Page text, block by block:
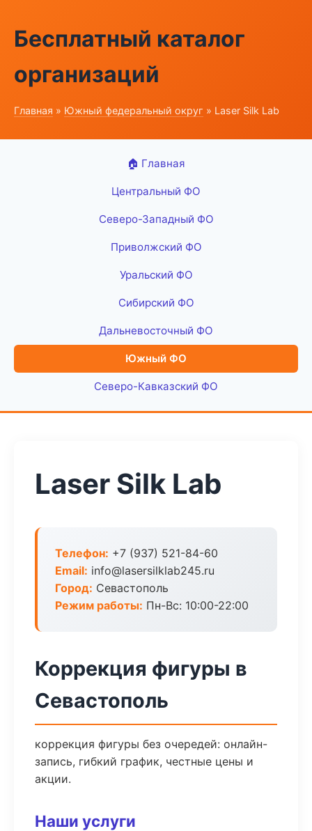
Бесплатный каталог
организаций
Главная » Южный федеральный округ » Laser Silk Lab
🏠 Главная
Центральный ФО
Северо-Западный ФО
Приволжский ФО
Уральский ФО
Сибирский ФО
Дальневосточный ФО
Южный ФО
Северо-Кавказский ФО
Laser Silk Lab
Телефон: +7 (937) 521-84-60
Email: info@lasersilklab245.ru
Город: Севастополь
Режим работы: Пн-Вс: 10:00-22:00
Коррекция фигуры в
Севастополь
коррекция фигуры без очередей: онлайн-
запись, гибкий график, честные цены и
акции.
Наши услуги